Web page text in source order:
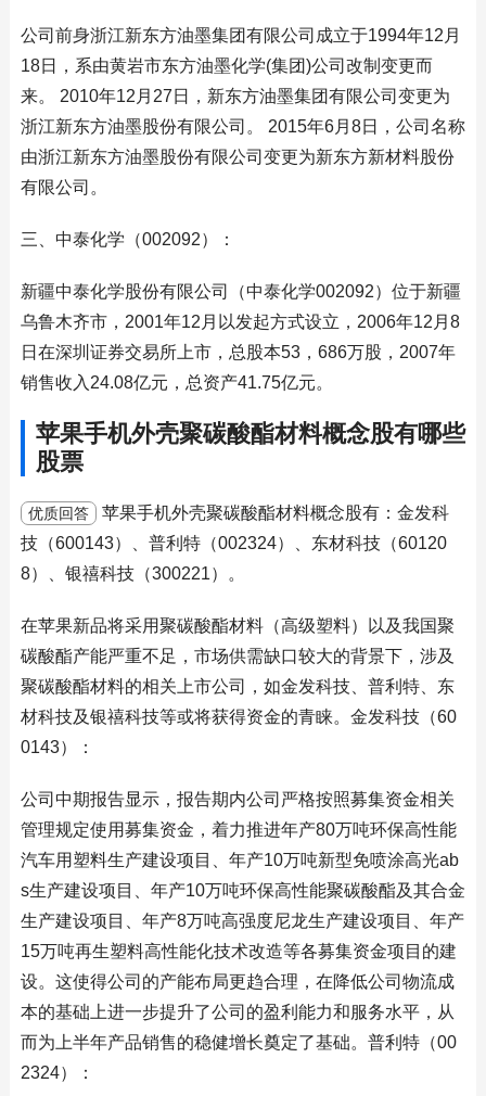
公司前身浙江新东方油墨集团有限公司成立于1994年12月
18日，系由黄岩市东方油墨化学(集团)公司改制变更而
来。 2010年12月27日，新东方油墨集团有限公司变更为
浙江新东方油墨股份有限公司。 2015年6月8日，公司名称
由浙江新东方油墨股份有限公司变更为新东方新材料股份
有限公司。
三、中泰化学（002092）：
新疆中泰化学股份有限公司（中泰化学002092）位于新疆
乌鲁木齐市，2001年12月以发起方式设立，2006年12月8
日在深圳证券交易所上市，总股本53，686万股，2007年
销售收入24.08亿元，总资产41.75亿元。
苹果手机外壳聚碳酸酯材料概念股有哪些
股票
优质回答
苹果手机外壳聚碳酸酯材料概念股有：金发科
技（600143）、普利特（002324）、东材科技（60120
8）、银禧科技（300221）。
在苹果新品将采用聚碳酸酯材料（高级塑料）以及我国聚
碳酸酯产能严重不足，市场供需缺口较大的背景下，涉及
聚碳酸酯材料的相关上市公司，如金发科技、普利特、东
材科技及银禧科技等或将获得资金的青睐。金发科技（60
0143）：
公司中期报告显示，报告期内公司严格按照募集资金相关
管理规定使用募集资金，着力推进年产80万吨环保高性能
汽车用塑料生产建设项目、年产10万吨新型免喷涂高光ab
s生产建设项目、年产10万吨环保高性能聚碳酸酯及其合金
生产建设项目、年产8万吨高强度尼龙生产建设项目、年产
15万吨再生塑料高性能化技术改造等各募集资金项目的建
设。这使得公司的产能布局更趋合理，在降低公司物流成
本的基础上进一步提升了公司的盈利能力和服务水平，从
而为上半年产品销售的稳健增长奠定了基础。普利特（00
2324）：